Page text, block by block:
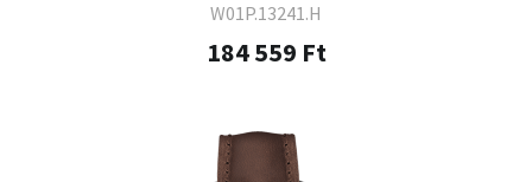
W01P.13241.H
184 559 Ft